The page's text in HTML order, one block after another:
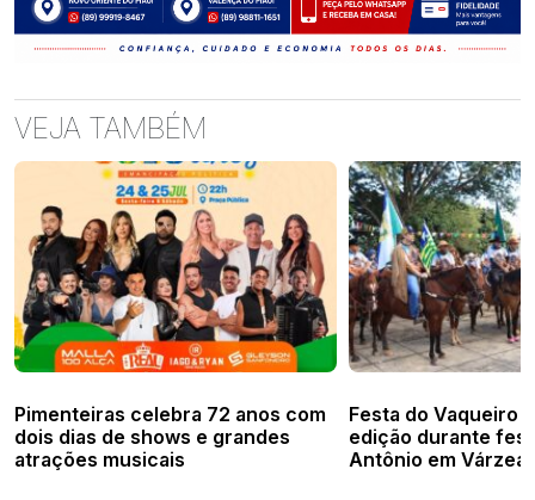
VEJA TAMBÉM
Pimenteiras celebra 72 anos com
dois dias de shows e grandes
atrações musicais
Festa do Vaqueiro
edição durante
Antônio em Várzea